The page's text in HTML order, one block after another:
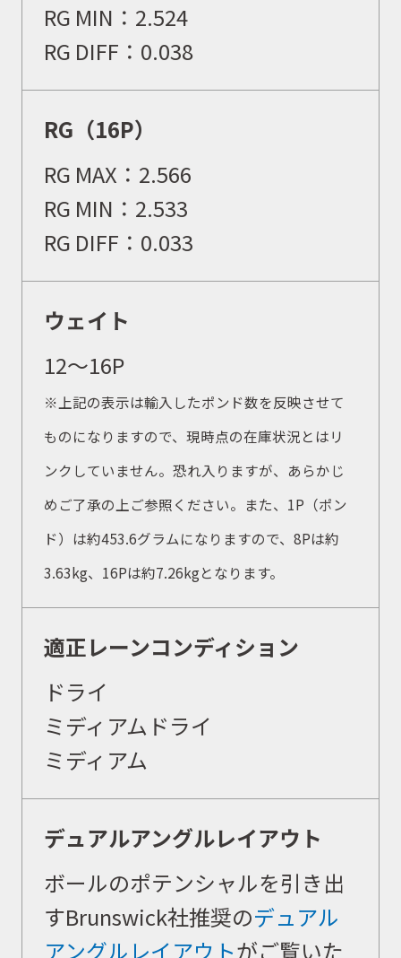
RG MIN：2.524
RG DIFF：0.038
RG（16P）
RG MAX：2.566
RG MIN：2.533
RG DIFF：0.033
ウェイト
12〜16P
※上記の表示は輸入したポンド数を反映させて
ものになりますので、現時点の在庫状況とはリ
ンクしていません。恐れ入りますが、あらかじ
めご了承の上ご参照ください。また、1P（ポン
ド）は約453.6グラムになりますので、8Pは約
3.63kg、16Pは約7.26kgとなります。
適正レーンコンディション
ドライ
ミディアムドライ
ミディアム
デュアルアングルレイアウト
ボールのポテンシャルを引き出
すBrunswick社推奨のデュアル
アングルレイアウトがご覧いた